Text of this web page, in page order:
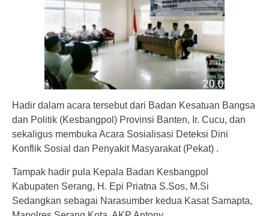
Hadir dalam acara tersebut dari Badan Kesatuan Bangsa
dan Politik (Kesbangpol) Provinsi Banten, Ir. Cucu, dan
sekaligus membuka Acara Sosialisasi Deteksi Dini
Konflik Sosial dan Penyakit Masyarakat (Pekat) .
Tampak hadir pula Kepala Badan Kesbangpol
Kabupaten Serang, H. Epi Priatna S.Sos, M.Si
Sedangkan sebagai Narasumber kedua Kasat Samapta,